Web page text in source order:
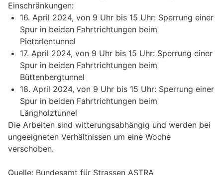
Einschränkungen:
16. April 2024, von 9 Uhr bis 15 Uhr: Sperrung einer
Spur in beiden Fahrtrichtungen beim
Pieterlentunnel
17. April 2024, von 9 Uhr bis 15 Uhr: Sperrung einer
Spur in beiden Fahrtrichtungen beim
Büttenbergtunnel
18. April 2024, von 9 Uhr bis 15 Uhr: Sperrung einer
Spur in beiden Fahrtrichtungen beim
Längholztunnel
Die Arbeiten sind witterungsabhängig und werden bei
ungeeigneten Verhältnissen um eine Woche
verschoben.
Quelle: Bundesamt für Strassen ASTRA